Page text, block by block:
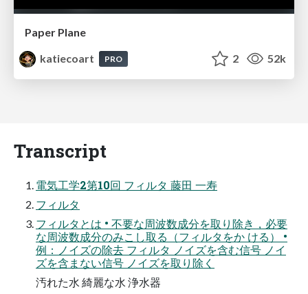
Paper Plane
katiecoart
PRO 2 52k
Transcript
電気工学2第10回 フィルタ 藤田 一寿
フィルタ
フィルタとは • 不要な周波数成分を取り除き，必要
な周波数成分のみこし取る（フィルタをか ける） •
例：ノイズの除去 フィルタ ノイズを含む信号 ノイ
ズを含まない信号 ノイズを取り除く
汚れた水 綺麗な水 浄水器